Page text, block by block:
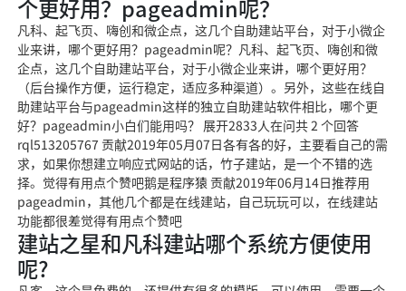
个更好用？pageadmin呢？
凡科、起飞页、嗨创和微企点，这几个自助建站平台，对于小微企
业来讲，哪个更好用？pageadmin呢？凡科、起飞页、嗨创和微
企点，这几个自助建站平台，对于小微企业来讲，哪个更好用？
（后台操作方便，运行稳定，适应多种渠道）。另外，这些在线自
助建站平台与pageadmin这样的独立自助建站软件相比，哪个更
好？pageadmin小白们能用吗？ 展开2833人在问共 2 个回答
rql513205767 贡献2019年05月07日各有各的好，主要看自己的需
求，如果你想建立响应式网站的话，竹子建站，是一个不错的选
择。觉得有用点个赞吧鹅是程序猿 贡献2019年06月14日推荐用
pageadmin，其他几个都是在线建站，自己玩玩可以，在线建站
功能都很差觉得有用点个赞吧
建站之星和凡科建站哪个系统方便使用
呢?